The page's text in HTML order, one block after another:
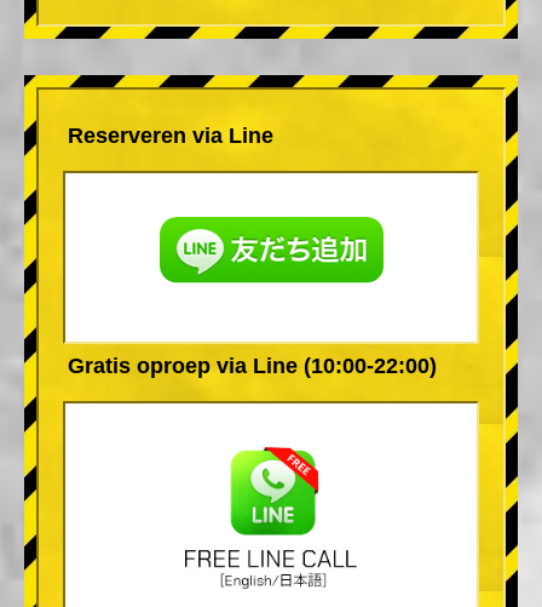
Reserveren via Line
Gratis oproep via Line (10:00-22:00)